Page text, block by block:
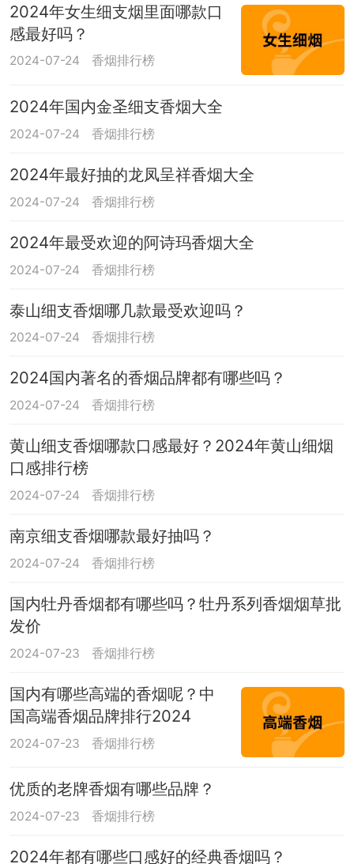
2024年女生细支烟里面哪款口
感最好吗？
2024-07-24 香烟排行榜
2024年国内金圣细支香烟大全
2024-07-24 香烟排行榜
2024年最好抽的龙凤呈祥香烟大全
2024-07-24 香烟排行榜
2024年最受欢迎的阿诗玛香烟大全
2024-07-24 香烟排行榜
泰山细支香烟哪几款最受欢迎吗？
2024-07-24 香烟排行榜
2024国内著名的香烟品牌都有哪些吗？
2024-07-24 香烟排行榜
黄山细支香烟哪款口感最好？2024年黄山细烟
口感排行榜
2024-07-24 香烟排行榜
南京细支香烟哪款最好抽吗？
2024-07-24 香烟排行榜
国内牡丹香烟都有哪些吗？牡丹系列香烟烟草批
发价
2024-07-23 香烟排行榜
国内有哪些高端的香烟呢？中
国高端香烟品牌排行2024
2024-07-23 香烟排行榜
优质的老牌香烟有哪些品牌？
2024-07-23 香烟排行榜
2024年都有哪些口感好的经典香烟吗？